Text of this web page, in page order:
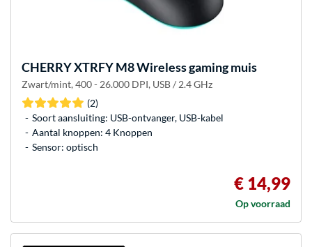
CHERRYXTRFY M8 Wireless gaming muis
Zwart/mint, 400 - 26.000 DPI, USB / 2.4 GHz
(2)
Soort aansluiting: USB-ontvanger, USB-kabel
Aantal knoppen: 4 Knoppen
Sensor: optisch
€ 14,99
Op voorraad